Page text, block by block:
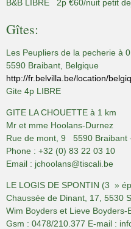
B&B LIBRE 2p €60/nuit petit
Gîtes:
Les Peupliers de la pecherie à
5590 Braibant, Belgique
http://fr.belvilla.be/location/
Gite 4p LIBRE
GITE LA CHOUETTE à 1 km
Mr et mme Hoolans-Durnez
Rue de mont, 9 5590 Braibant
Phone : +32 (0) 83 22 03 10
Email : jchoolans@tiscali.be
LE LOGIS DE SPONTIN (3 »
Chaussée de Dinant, 17, 5530
Wim Boyders et Lieve Boyders-
Gsm : 0478/210.377 E-mail :